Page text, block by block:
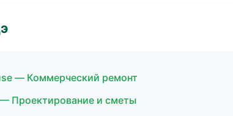
— Коммерческий ремонт
Проектирование и сметы